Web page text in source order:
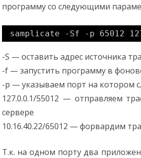
программу со следующими
samplicate -Sf -p 65012
-S — оставить адрес источника
-f — запустить программу в
-p — указываем порт на котором
127.0.0.1/55012 — отправляем
сервере
10.16.40.22/65012 — форвардим
Т.к. на одном порту два